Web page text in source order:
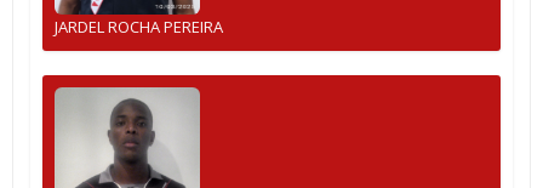
JARDEL ROCHA PEREIRA